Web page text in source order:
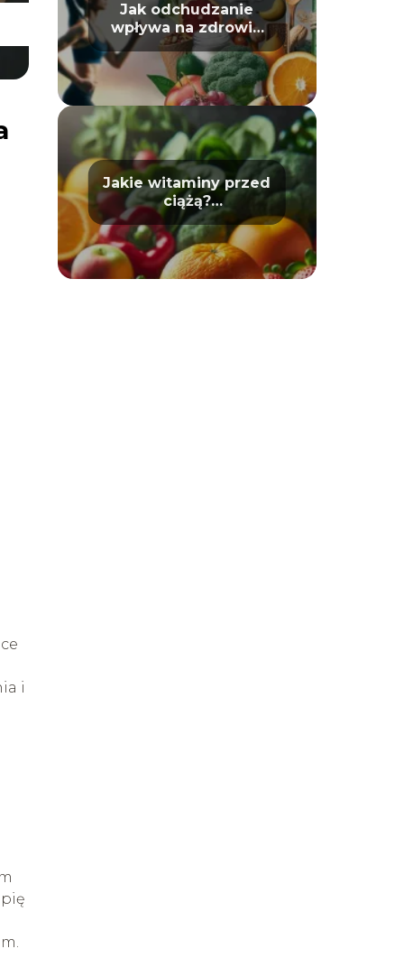
i
Jak odchudzanie
wpływa na zdrowie
psychiczne: mit czy
prawda?
Jakie witaminy przed
ciążą?
Przygotowanie do
macierzyństwa